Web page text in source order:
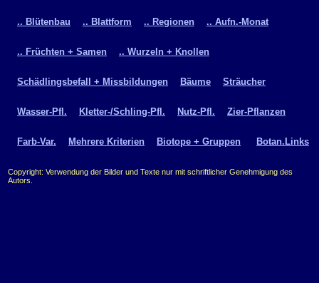
.. Blütenbau .. Blattform .. Regionen .. Aufn.-Monat
.. Früchten + Samen .. Wurzeln + Knollen
Schädlingsbefall + Missbildungen Bäume Sträucher
Wasser-Pfl. Kletter-/Schling-Pfl. Nutz-Pfl. Zier-Pflanzen
Farb-Var. Mehrere Kriterien Biotope + Gruppen Botan.Links
Copyright: Verwendung der Bilder und Texte nur mit schriftlicher Genehmigung des
Autors.